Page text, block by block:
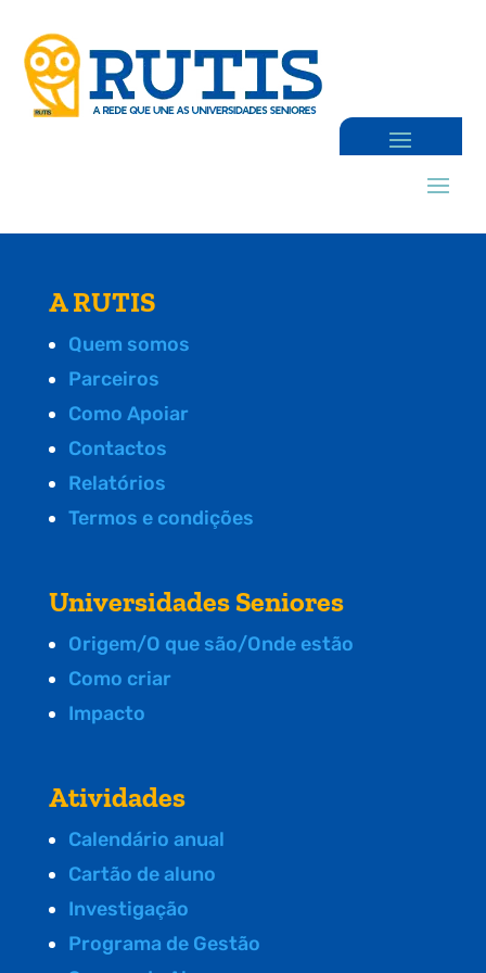
A RUTIS
Quem somos
Parceiros
Como Apoiar
Contactos
Relatórios
Termos e condições
Universidades Seniores
Origem/O que são/Onde estão
Como criar
Impacto
Atividades
Calendário anual
Cartão de aluno
Investigação
Programa de Gestão